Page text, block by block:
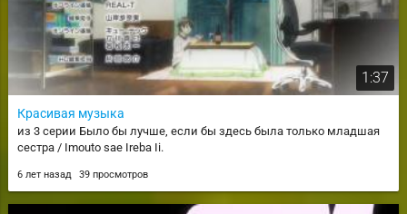
1:37
Красивая музыка
из 3 серии Было бы лучше, если бы здесь была только младшая
сестра / Imouto sae Ireba Ii.
6 лет назад 39 просмотров